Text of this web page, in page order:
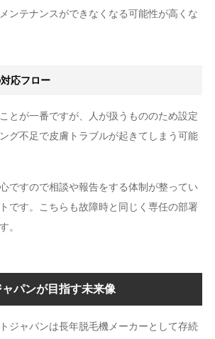
ンテナンスができなくなる可能性が高くな
応フロー
とが一番ですが、人が扱うもののため設定
グ不足で皮膚トラブルが起きてしまう可能
ですので相談や報告をする体制が整ってい
です。こちらも故障時と同じく専任の部署
。
パンが目指す未来像
ジャパンは長年脱毛機メーカーとして存続